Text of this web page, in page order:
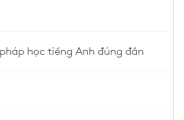
học tiếng Anh đúng đắn